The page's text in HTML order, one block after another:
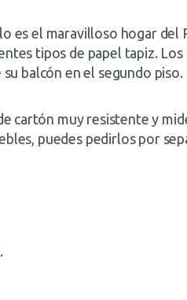
es el maravilloso hogar
tipos de papel tapiz.
balcón en el segundo
cartón muy resistente y
puedes pedirlos por